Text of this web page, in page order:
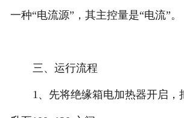
一种“电流源”，其主控量是“电流”。
三、运行流程
1、先将绝缘箱电加热器开启，